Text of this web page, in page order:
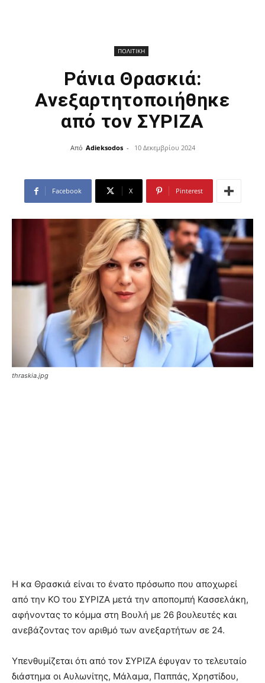
ΠΟΛΙΤΙΚΗ
Ράνια Θρασκιά:
Ανεξαρτητοποιήθηκε
από τον ΣΥΡΙΖΑ
Από Adieksodos - 10 Δεκεμβρίου 2024
Facebook X Pinterest
thraskia.jpg
Η κα Θρασκιά είναι το ένατο πρόσωπο που αποχωρεί
από την ΚΟ του ΣΥΡΙΖΑ μετά την αποπομπή Κασσελάκη,
αφήνοντας το κόμμα στη Βουλή με 26 βουλευτές και
ανεβάζοντας τον αριθμό των ανεξαρτήτων σε 24.
Υπενθυμίζεται ότι από τον ΣΥΡΙΖΑ έφυγαν το τελευταίο
διάστημα οι Αυλωνίτης, Μάλαμα, Παππάς, Χρηστίδου,